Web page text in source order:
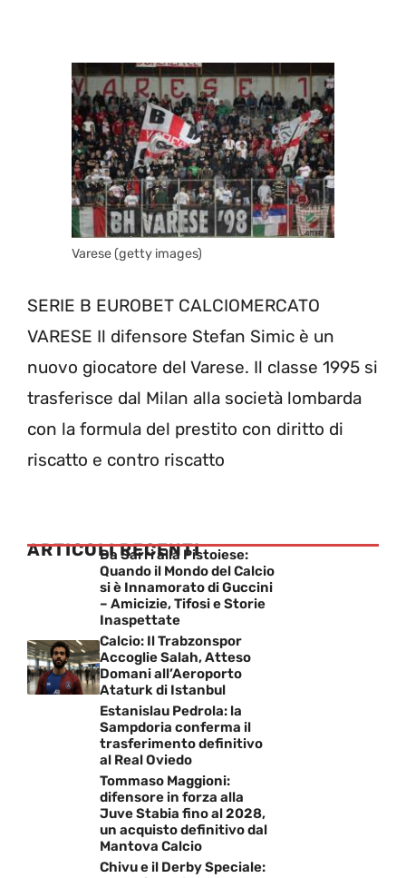
Varese (getty images)
SERIE B EUROBET CALCIOMERCATO
VARESE Il difensore Stefan Simic è un
nuovo giocatore del Varese. Il classe 1995 si
trasferisce dal Milan alla società lombarda
con la formula del prestito con diritto di
riscatto e contro riscatto
ARTICOLI RECENTI
Da Sarri alla Pistoiese:
Quando il Mondo del Calcio
si è Innamorato di Guccini
– Amicizie, Tifosi e Storie
Inaspettate
Calcio: Il Trabzonspor
Accoglie Salah, Atteso
Domani all’Aeroporto
Ataturk di Istanbul
Estanislau Pedrola: la
Sampdoria conferma il
trasferimento definitivo
al Real Oviedo
Tommaso Maggioni:
difensore in forza alla
Juve Stabia fino al 2028,
un acquisto definitivo dal
Mantova Calcio
Chivu e il Derby Speciale: